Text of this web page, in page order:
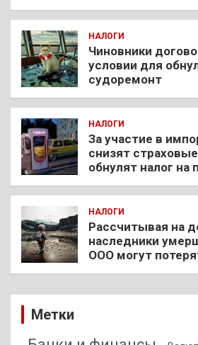
НАЛОГИ
Чиновники
условии для
судоремонт
НАЛОГИ
За участие в
снизят
обнулят налог на
НАЛОГИ
Рассчитывая на
наследники
ООО могут
Метки